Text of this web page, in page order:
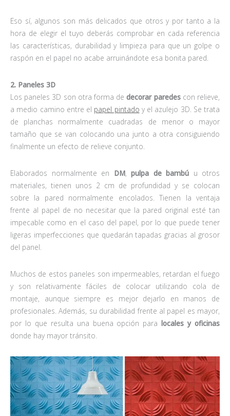
Eso sí, algunos son más delicados que otros y por tanto a la
hora de elegir el tuyo deberás comprobar en cada referencia
las características, durabilidad y limpieza para que un golpe o
raspón en el papel no acabe arruinándote esa bonita pared.
2. Paneles 3D
Los paneles 3D son otra forma dedecorar paredescon relieve,
a medio camino entre el papel pintado y el azulejo 3D. Se trata
de planchas normalmente cuadradas de menor o mayor
tamaño que se van colocando una junto a otra consiguiendo
finalmente un efecto de relieve conjunto.
Elaborados normalmente en DM, pulpa de bambú u otros
materiales, tienen unos 2 cm de profundidad y se colocan
sobre la pared normalmente encolados. Tienen la ventaja
frente al papel de no necesitar que la pared original esté tan
impecable como en el caso del papel, por lo que puede tener
ligeras imperfecciones que quedarán tapadas gracias al grosor
del panel.
Muchos de estos paneles son impermeables, retardan el fuego
y son relativamente fáciles de colocar utilizando cola de
montaje, aunque siempre es mejor dejarlo en manos de
profesionales. Además, su durabilidad frente al papel es mayor,
por lo que resulta una buena opción para locales y oficinas
donde hay mayor tránsito.